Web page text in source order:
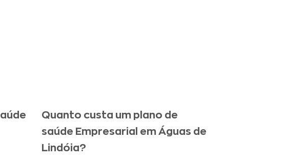
Quanto custa um plano de
saúde Empresarial em Águas de
Lindóia?